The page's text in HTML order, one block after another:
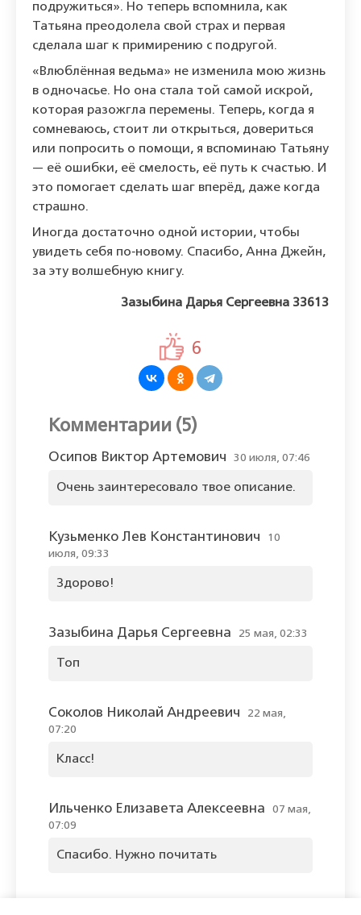
подружиться». Но теперь вспомнила, как
Татьяна преодолела свой страх и первая
сделала шаг к примирению с подругой.
«Влюблённая ведьма» не изменила мою жизнь
в одночасье. Но она стала той самой искрой,
которая разожгла перемены. Теперь, когда я
сомневаюсь, стоит ли открыться, довериться
или попросить о помощи, я вспоминаю Татьяну
— её ошибки, её смелость, её путь к счастью. И
это помогает сделать шаг вперёд, даже когда
страшно.
Иногда достаточно одной истории, чтобы
увидеть себя по‑новому. Спасибо, Анна Джейн,
за эту волшебную книгу.
Зазыбина Дарья Сергеевна 33613
6
Комментарии (5)
Осипов Виктор Артемович 30 июля, 07:46
Очень заинтересовало твое описание.
Кузьменко Лев Константинович
10
июля, 09:33
Здорово!
Зазыбина Дарья Сергеевна 25 мая, 02:33
Топ
Соколов Николай Андреевич
22 мая,
07:20
Класс!
Ильченко Елизавета Алексеевна
07 мая,
07:09
Спасибо. Нужно почитать